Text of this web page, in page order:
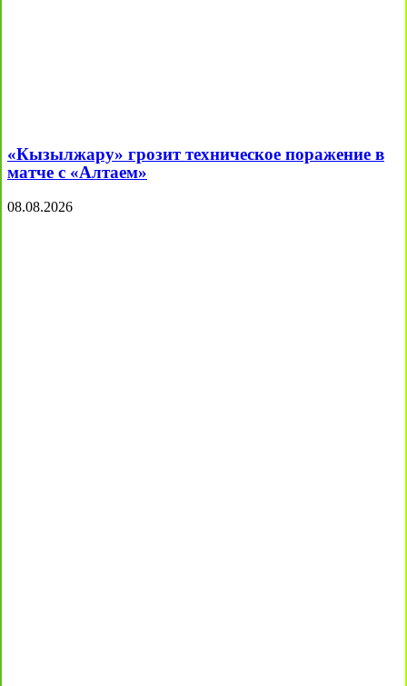
«Кызылжару» грозит техническое поражение в
матче с «Алтаем»
08.08.2026